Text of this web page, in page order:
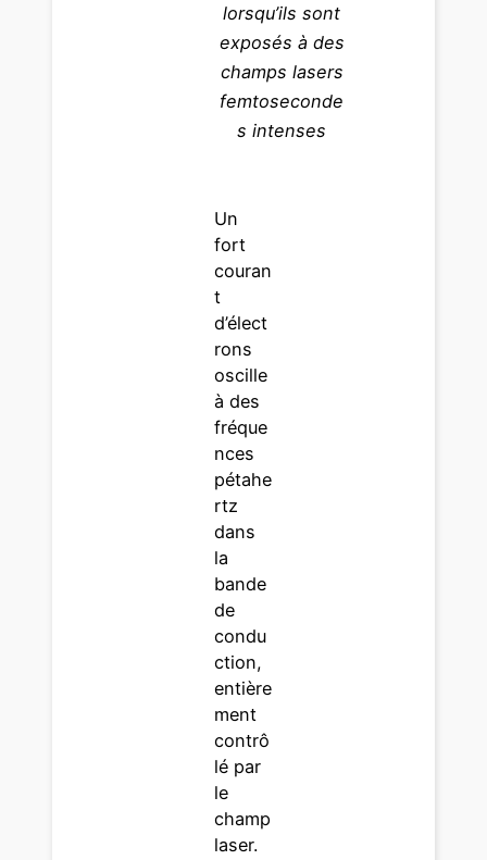
lorsqu’ils sont
exposés à des
champs lasers
femtoseconde
s intenses
Un
fort
couran
t
d’élect
rons
oscille
à des
fréque
nces
pétahe
rtz
dans
la
bande
de
condu
ction,
entière
ment
contrô
lé par
le
champ
laser.